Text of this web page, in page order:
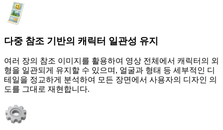
다중 참조 기반의 캐릭터 일관성 유지
여러 장의 참조 이미지를 활용하여 영상 전체에서 캐릭터의 외
형을 일관되게 유지할 수 있으며, 얼굴과 형태 등 세부적인 디
테일을 정교하게 분석하여 모든 장면에서 사용자의 디자인 의
도를 그대로 재현합니다.